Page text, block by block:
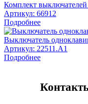
Комплект
Артикул: 66912
Подробнее
Выключатель
Артикул: 22511.A1
Подробнее